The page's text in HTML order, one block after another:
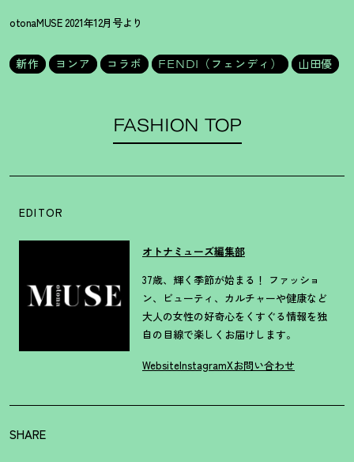
otonaMUSE 2021年12月号より
新作 ヨンア コラボ FENDI（フェンディ） 山田優
FASHION TOP
EDITOR
オトナミューズ編集部
37歳、輝く季節が始まる！ ファッショ
ン、ビューティ、カルチャーや健康など
大人の女性の好奇心をくすぐる情報を独
自の目線で楽しくお届けします。
WebsiteInstagramXお問い合わせ
SHARE